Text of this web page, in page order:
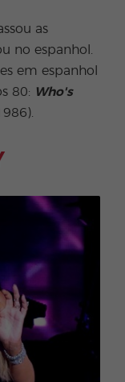
as
no espanhol.
em espanhol
80: Who's